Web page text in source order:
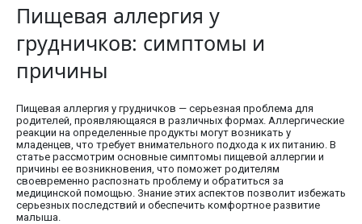
Пищевая аллергия у
грудничков: симптомы и
причины
Пищевая аллергия у грудничков — серьезная проблема для
родителей, проявляющаяся в различных формах. Аллергические
реакции на определенные продукты могут возникать у
младенцев, что требует внимательного подхода к их питанию. В
статье рассмотрим основные симптомы пищевой аллергии и
причины ее возникновения, что поможет родителям
своевременно распознать проблему и обратиться за
медицинской помощью. Знание этих аспектов позволит избежать
серьезных последствий и обеспечить комфортное развитие
малыша.